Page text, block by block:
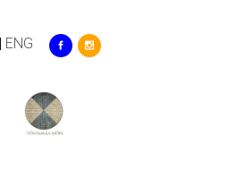
| ENG